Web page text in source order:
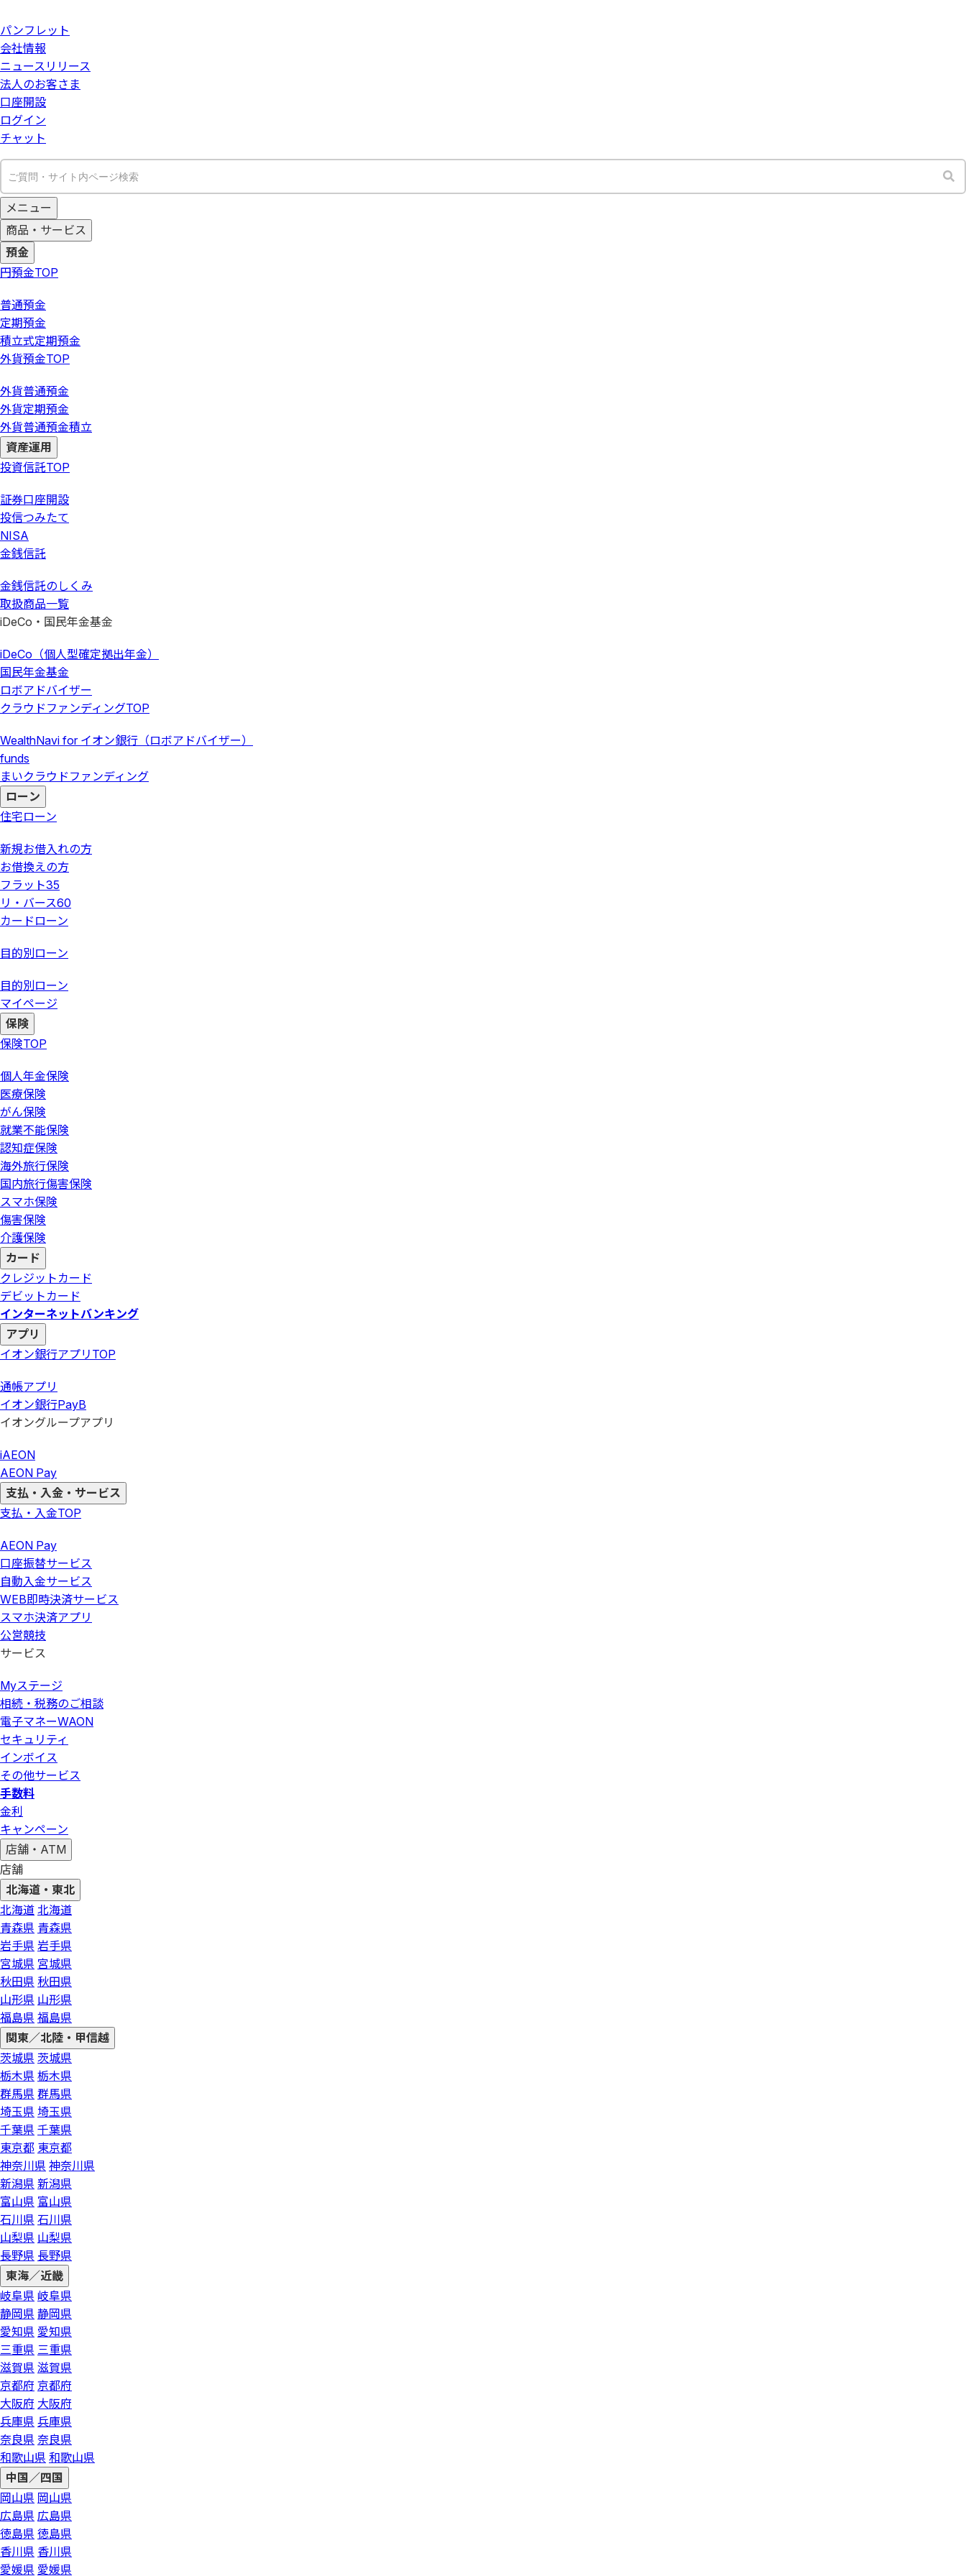
パンフレット
会社情報
ニュースリリース
法人のお客さま
口座開設
ログイン
チャット
メニュー
商品・サービス
預金
円預金TOP
普通預金
定期預金
積立式定期預金
外貨預金TOP
外貨普通預金
外貨定期預金
外貨普通預金積立
資産運用
投資信託TOP
証券口座開設
投信つみたて
NISA
金銭信託
金銭信託のしくみ
取扱商品一覧
iDeCo・国民年金基金
iDeCo（個人型確定拠出年金）
国民年金基金
ロボアドバイザー
クラウドファンディングTOP
WealthNavi for イオン銀行（ロボアドバイザー）
funds
まいクラウドファンディング
ローン
住宅ローン
新規お借入れの方
お借換えの方
フラット35
リ・バース60
カードローン
目的別ローン
目的別ローン
マイページ
保険
保険TOP
個人年金保険
医療保険
がん保険
就業不能保険
認知症保険
海外旅行保険
国内旅行傷害保険
スマホ保険
傷害保険
介護保険
カード
クレジットカード
デビットカード
インターネットバンキング
アプリ
イオン銀行アプリ TOP
通帳アプリ
イオン銀行PayB
イオングループアプリ
iAEON
AEON Pay
支払・入金・サービス
支払・入金TOP
AEON Pay
口座振替サービス
自動入金サービス
WEB即時決済サービス
スマホ決済アプリ
公営競技
サービス
Myステージ
相続・税務のご相談
電子マネーWAON
セキュリティ
インボイス
その他サービス
手数料
金利
キャンペーン
店舗・ATM
店舗
北海道・東北
北海道 北海道
青森県 青森県
岩手県 岩手県
宮城県 宮城県
秋田県 秋田県
山形県 山形県
福島県 福島県
関東／北陸・甲信越
茨城県 茨城県
栃木県 栃木県
群馬県 群馬県
埼玉県 埼玉県
千葉県 千葉県
東京都 東京都
神奈川県 神奈川県
新潟県 新潟県
富山県 富山県
石川県 石川県
山梨県 山梨県
長野県 長野県
東海／近畿
岐阜県 岐阜県
静岡県 静岡県
愛知県 愛知県
三重県 三重県
滋賀県 滋賀県
京都府 京都府
大阪府 大阪府
兵庫県 兵庫県
奈良県 奈良県
和歌山県 和歌山県
中国／四国
岡山県 岡山県
広島県 広島県
徳島県 徳島県
香川県 香川県
愛媛県 愛媛県